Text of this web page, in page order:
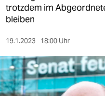
gesellschaft
kultur
sport
berlin
trotzdem im
bleiben
19.1.2023 18:00 Uhr